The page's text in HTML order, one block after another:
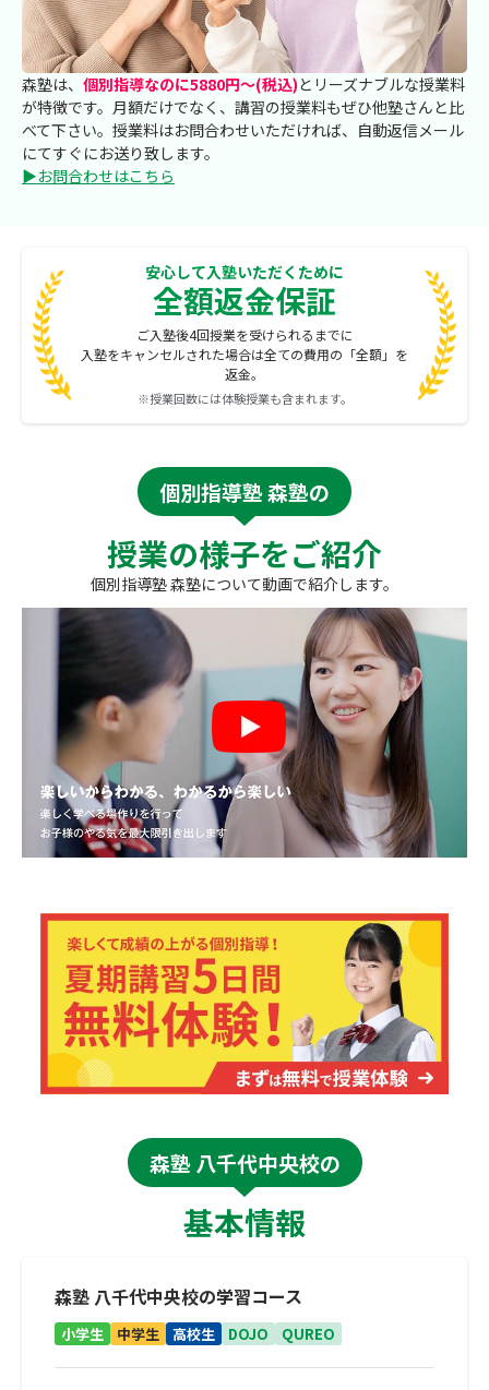
森塾は、 個別指導なのに5880円～(税込)とリーズナブルな授業料
が特徴です。月額だけでなく、講習の授業料もぜひ他塾さんと比
べて下さい。授業料はお問合わせいただければ、自動返信メール
にてすぐにお送り致します。
▶お問合わせはこちら
安心して入塾いただくために
全額返金保証
ご入塾後4回授業を受けられるまでに
入塾をキャンセルされた場合は全ての費用の「全額」を
返金。
※授業回数には体験授業も含まれます。
個別指導塾 森塾の
授業の様子をご紹介
個別指導塾 森塾について動画で紹介します。
森塾 八千代中央校の
基本情報
森塾 八千代中央校の学習コース
小学生 中学生 高校生 DOJO QUREO